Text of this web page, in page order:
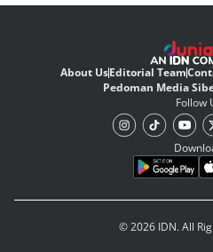
About UsEditorial Team
Pedoman Media
Follow
© 2026 IDN. All